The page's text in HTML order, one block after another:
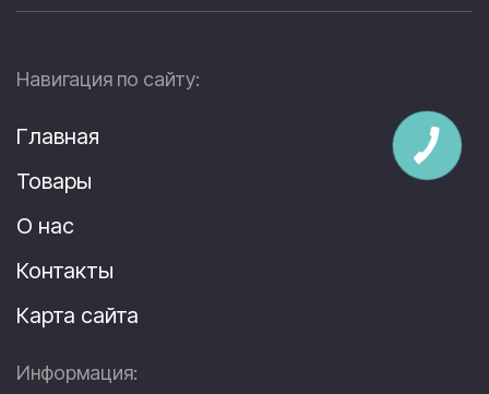
Навигация по сайту:
Главная
Товары
О нас
Контакты
Карта сайта
Информация: